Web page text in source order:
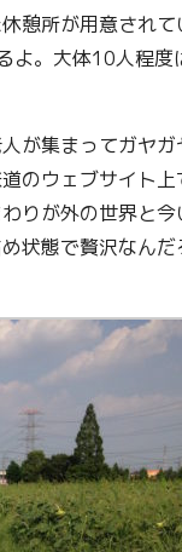
憩所が用意されて
よ。大体10人程度
が集まってガヤガ
のウェブサイト上
りが外の世界と
状態で贅沢なんだ